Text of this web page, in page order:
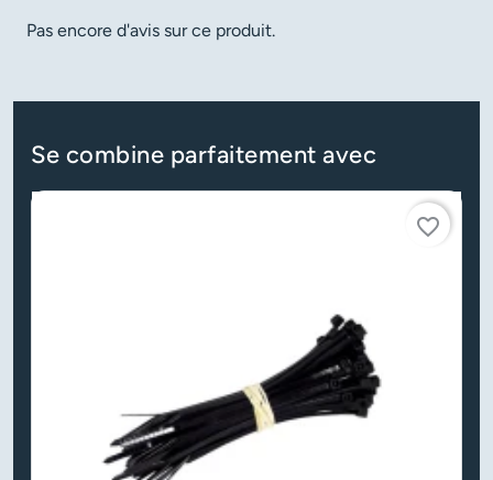
Pas encore d'avis sur ce produit.
Se combine parfaitement avec
favorite_border